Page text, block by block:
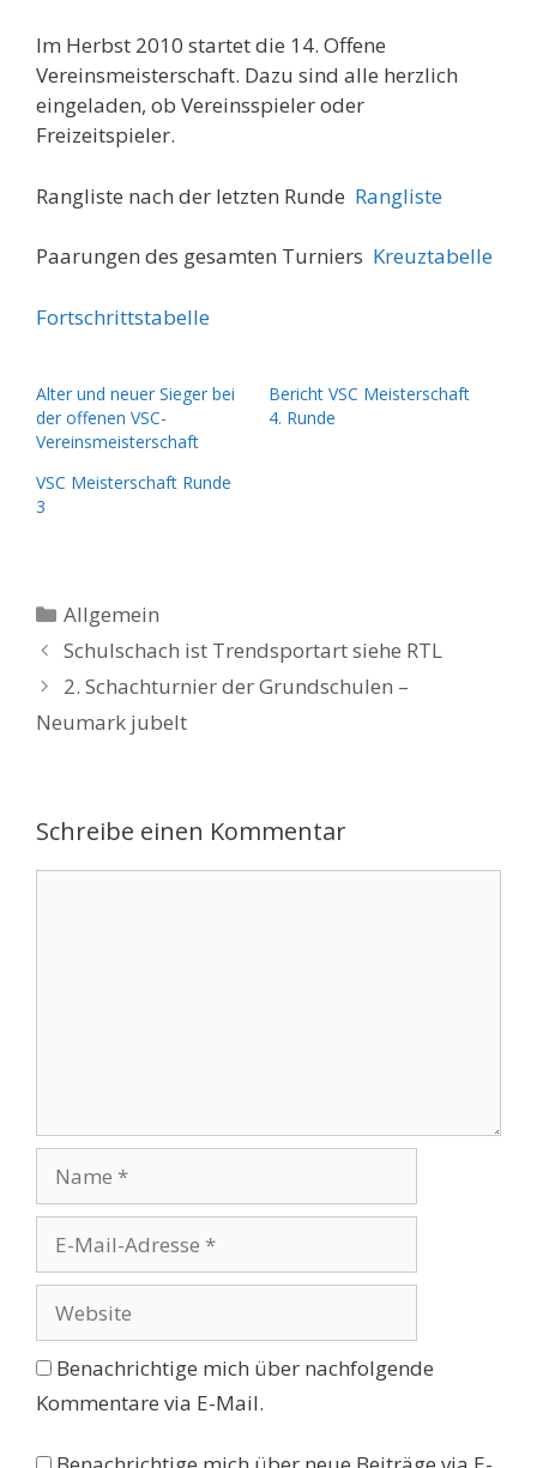
Im Herbst 2010 startet die 14. Offene
Vereinsmeisterschaft. Dazu sind alle herzlich
eingeladen, ob Vereinsspieler oder
Freizeitspieler.
Rangliste nach der letzten Runde Rangliste
Paarungen des gesamten Turniers Kreuztabelle
Fortschrittstabelle
Alter und neuer Sieger bei
der offenen VSC-
Vereinsmeisterschaft
Bericht VSC Meisterschaft
4. Runde
VSC Meisterschaft Runde
3
Kategorien
Allgemein
Schulschach ist Trendsportart siehe RTL
2. Schachturnier der Grundschulen –
Neumark jubelt
Schreibe einen Kommentar
Mail-
Adresse
Benachrichtige mich über nachfolgende
Kommentare via E-Mail.